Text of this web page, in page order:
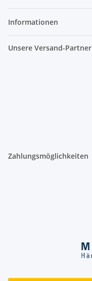
Informationen
Unsere Versand-Partner
Zahlungsmöglichkeiten